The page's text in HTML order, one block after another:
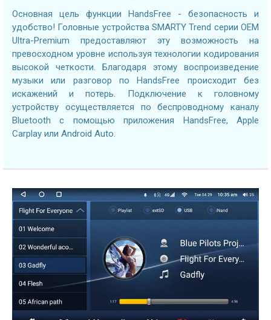
Основная цель функции HandsFree - безопасность и
удобство! Головные устройства SMARTY Trend серии OEM
Ultra-Premium предоставляют эту возможность на
превосходном уровне используя технологии кодирования
высокой четкости. Благодаря этому воспроизведение
музыки или разговор по HandsFree происходит без
искажений и потерь. Подключение к головному
устройству осуществляется по беспроводному каналу
Bluetooth с помощью приложения HandsFree, Apple
Carplay или Android Auto.